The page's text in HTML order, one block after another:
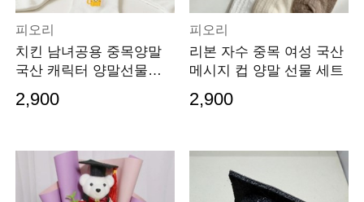
피오리
치킨 남녀공용 중목양말
국산 캐릭터 양말선물세
2,900
피오리
리본 자수 중목 여성 국산
메시지 컵 양말 선물 세트
2,900